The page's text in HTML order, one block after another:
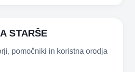
STARŠE
pomočniki in koristna orodja